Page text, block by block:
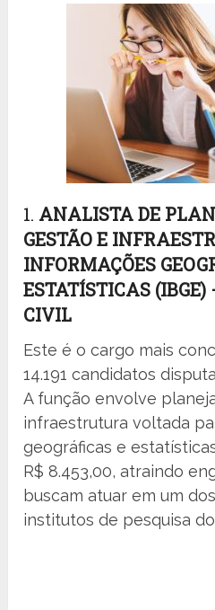
1. ANALISTA DE
GESTÃO E
INFORMAÇÕES
ESTATÍSTICAS
CIVIL
Este é o cargo mais
14.191 candidatos
A função envolve
infraestrutura voltada
geográficas e
R$ 8.453,00, atraindo
buscam atuar em um
institutos de pesquisa